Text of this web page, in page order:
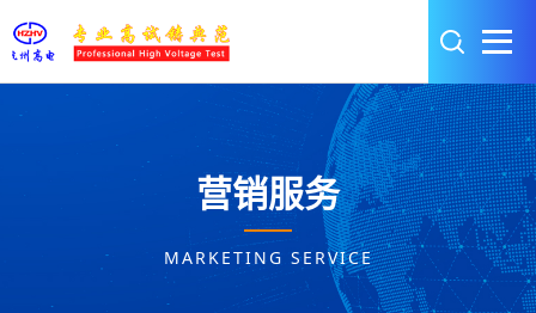
营销服务
MARKETING SERVICE